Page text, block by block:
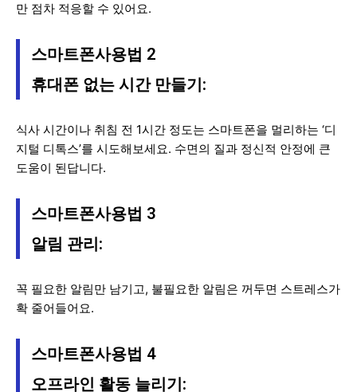
만 점차 적응할 수 있어요.
스마트폰사용법 2
휴대폰 없는 시간 만들기:
식사 시간이나 취침 전 1시간 정도는 스마트폰을 멀리하는 ‘디
지털 디톡스’를 시도해보세요. 수면의 질과 정신적 안정에 큰
도움이 된답니다.
스마트폰사용법 3
알림 관리:
꼭 필요한 알림만 남기고, 불필요한 알림은 꺼두면 스트레스가
확 줄어들어요.
스마트폰사용법 4
오프라인 활동 늘리기: